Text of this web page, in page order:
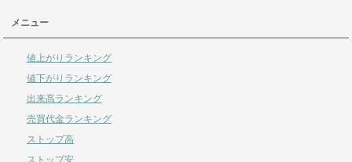
メニュー
値上がりランキング
値下がりランキング
出来高ランキング
売買代金ランキング
ストップ高
ストップ安